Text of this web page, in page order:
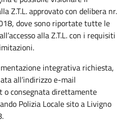
Z.T.L. approvato con delibera nr.
dove sono riportate tutte le
alla Z.T.L. con i requisiti
integrativa richiesta,
all’indirizzo e-mail
o consegnata direttamente
Polizia Locale sito a Livigno